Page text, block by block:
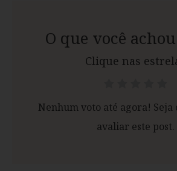
O que você
Clique nas
Nenhum voto até agora!
avaliar este post.